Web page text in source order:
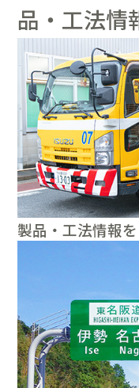
品・工法情
製品・工法情報を